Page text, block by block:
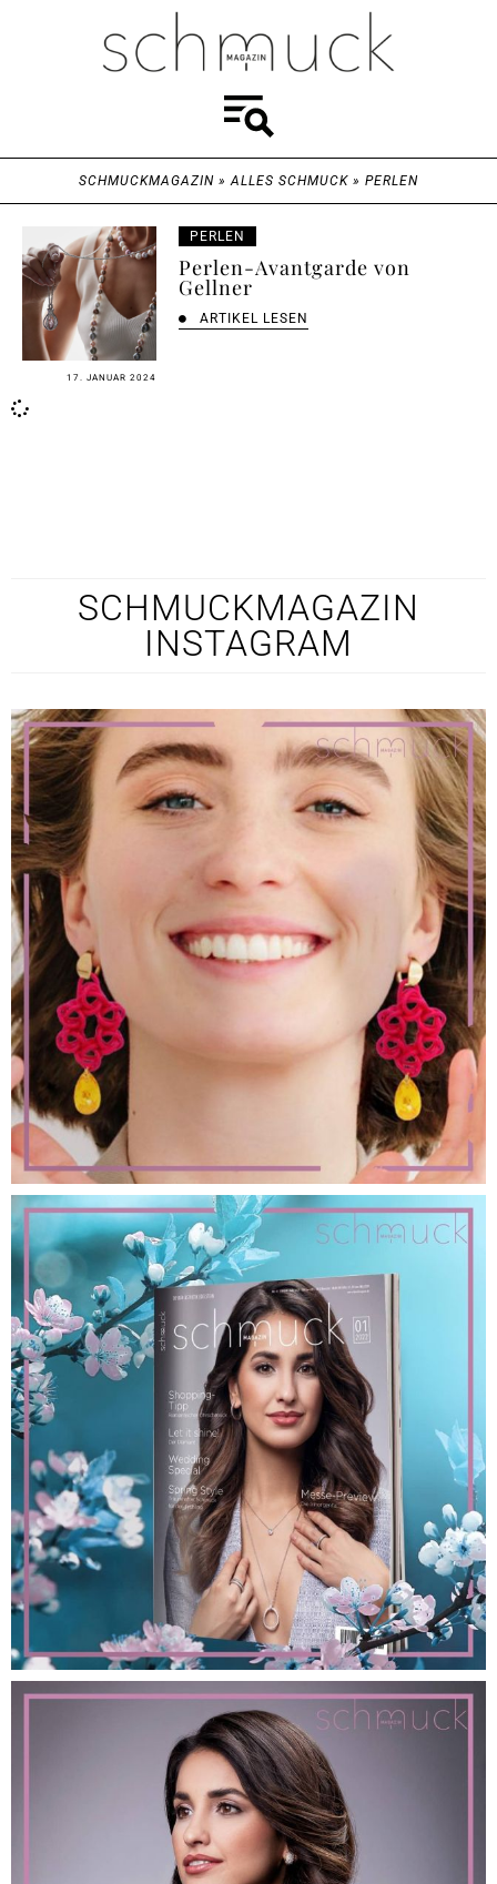
SCHMUCKMAGAZIN »ALLES SCHMUCK » PERLEN
17. JANUAR 2024
PERLEN
Perlen-Avantgarde von
Gellner
ARTIKEL LESEN
SCHMUCKMAGAZIN
INSTAGRAM